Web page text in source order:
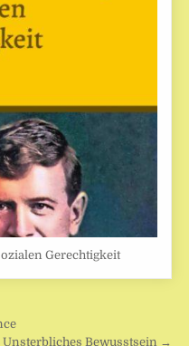
Gerechtigkeit
Unsterbliches Bewusstsein →